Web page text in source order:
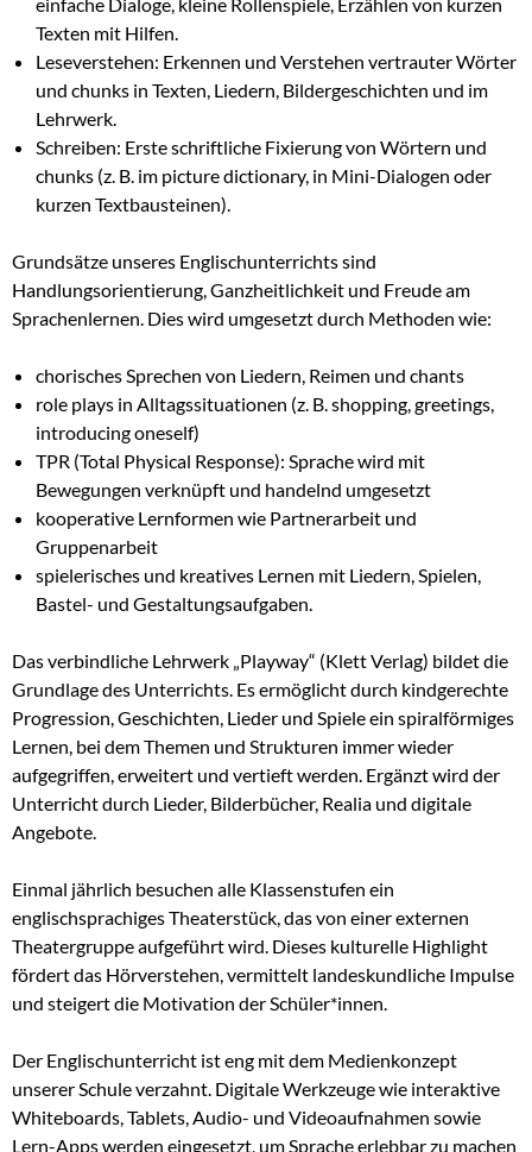
Texten mit Hilfen.
Leseverstehen: Erkennen und Verstehen vertrauter Wörter
und chunks in Texten, Liedern, Bildergeschichten und im
Lehrwerk.
Schreiben: Erste schriftliche Fixierung von Wörtern und
chunks (z. B. im picture dictionary, in Mini-Dialogen oder
kurzen Textbausteinen).
Grundsätze unseres Englischunterrichts sind
Handlungsorientierung, Ganzheitlichkeit und Freude am
Sprachenlernen. Dies wird umgesetzt durch Methoden wie:
chorisches Sprechen von Liedern, Reimen und chants
role plays in Alltagssituationen (z. B. shopping, greetings,
introducing oneself)
TPR (Total Physical Response): Sprache wird mit
Bewegungen verknüpft und handelnd umgesetzt
kooperative Lernformen wie Partnerarbeit und
Gruppenarbeit
spielerisches und kreatives Lernen mit Liedern, Spielen,
Bastel- und Gestaltungsaufgaben.
Das verbindliche Lehrwerk „Playway“ (Klett Verlag) bildet die
Grundlage des Unterrichts. Es ermöglicht durch kindgerechte
Progression, Geschichten, Lieder und Spiele ein spiralförmiges
Lernen, bei dem Themen und Strukturen immer wieder
aufgegriffen, erweitert und vertieft werden. Ergänzt wird der
Unterricht durch Lieder, Bilderbücher, Realia und digitale
Angebote.
Einmal jährlich besuchen alle Klassenstufen ein
englischsprachiges Theaterstück, das von einer externen
Theatergruppe aufgeführt wird. Dieses kulturelle Highlight
fördert das Hörverstehen, vermittelt landeskundliche Impulse
und steigert die Motivation der Schüler*innen.
Der Englischunterricht ist eng mit dem Medienkonzept
unserer Schule verzahnt. Digitale Werkzeuge wie interaktive
Whiteboards, Tablets, Audio- und Videoaufnahmen sowie
Lern-Apps werden eingesetzt, um Sprache erlebbar zu machen